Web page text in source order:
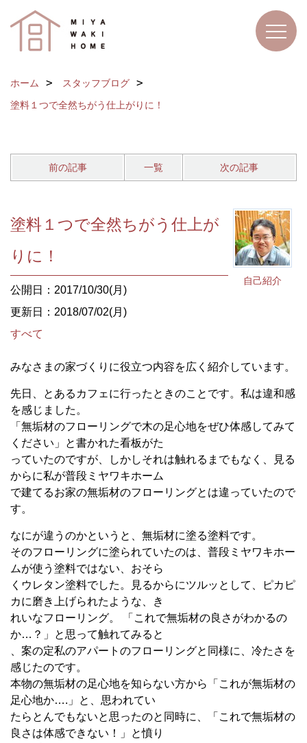
ホーム
スタッフブログ
塗料１つで全然ちがう仕上がりに！
前の記事 一覧 次の記事
自己紹介
塗料１つで全然ちがう仕上が
りに！
公開日：2017/10/30(月)
更新日：2018/07/02(月)
すべて
みなさまの家づくりに役立つ内容を広く紹介しています。
先日、とあるカフェに行ったときのことです。私は違和感
を感じました。
「無垢材のフローリングで木の足心地をぜひ体感してみて
ください」と書かれた看板がた
っていたのですが、しかしそれは触れるまでもなく、見る
からに私が普段ミヤワキホーム
で建てるお家の無垢材のフローリングとは違っていたので
す。
なにが違うのかというと、無垢材に塗る塗料です。
そのフローリングに塗られていたのは、普段ミヤワキホー
ムが使う塗料ではない、おそら
くウレタン塗料でした。見るからにツルッとして、ピカピ
カに磨き上げられたような、き
れいなフローリング。 「これで無垢材の良さがわかるの
か…？」と思って触れてみると
、案の定私のアパートのフローリングと同様に、冷たさを
感じたのです。
本物の無垢材の足心地を知らない方から「これが無垢材の
足心地か….」と、思われてい
たらとんでもないと思ったのと同時に、「これで無垢材の
良さは体感できない！」と憤り